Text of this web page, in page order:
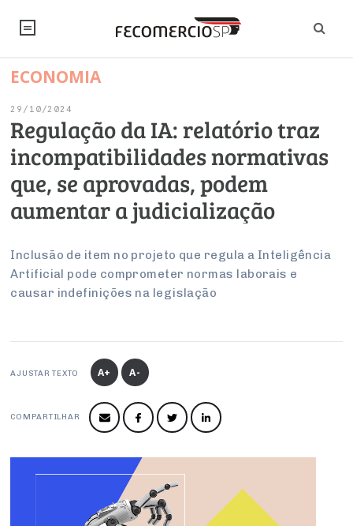
NOTÍCIAS
Artigos
Institucional
Debates Fecomercio-SP
PROJETOS ESPECIAIS:
UM BRASIL
Economia
Pesquisas
Brasil
Internacional
Modernização do Estado
Inteligência Artificial
Legislação
Empresas
Arbitragem e Mediação
Varejo
PROJETOS ESPECIAIS:
Afixação de preços e fiscalização
Sustentabilidade
Logística Reversa
SINDICATOS
PESQUISAS
FALE CONOSCO
Sobre
SENAC
Licitações
Prêmio de Sustentabilidade
CONSELHOS
Conselho de Emprego e Relações do Trabalho
Conselho de Assuntos Tributários
Conselho Estadual de Defesa do Contribuinte
Conselho de Economia Empresarial e Política
Conselho Superior de Direito
Conselho do Comércio Atacadista
Conselho de Serviços
ECONOMIA
29/10/2024
Regulação da IA: relatório traz
incompatibilidades normativas
que, se aprovadas, podem
aumentar a judicialização
Inclusão de item no projeto que regula a Inteligência
Artificial pode comprometer normas laborais e
causar indefinições na legislação
AJUSTAR TEXTO A+ A-
COMPARTILHAR